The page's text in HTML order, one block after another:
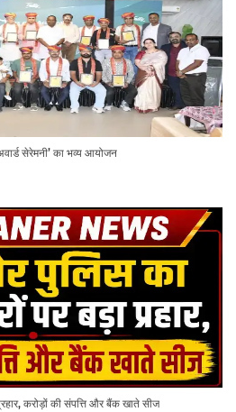
- जनजाति विकास परिषद के प्रदेश सचिव एवं जोधपुर
अर्जी पहुँचेगी खाटू धाम में बाबा के श्रीचरणों तक, बीकानेर
श्री श्याम अखाड़ा 2.0